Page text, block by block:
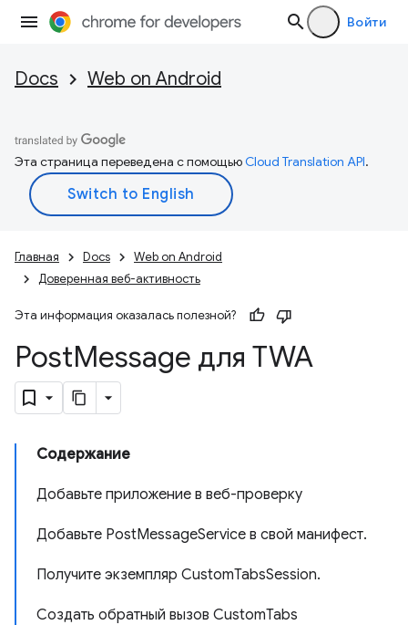
Войти
Docs Web on Android
Эта страница переведена с помощьюCloud Translation API.
Главная Docs
Web on Android
Доверенная веб-активность
Эта информация оказалась полезной?
PostMessage для TWA
Содержание
Добавьте приложение в веб-проверку
Добавьте PostMessageService в свой манифест.
Получите экземпляр CustomTabsSession.
Создать обратный вызов CustomTabs